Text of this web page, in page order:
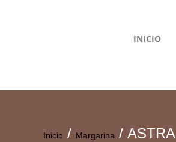
INICIO
Inicio / Margarina / ASTRA